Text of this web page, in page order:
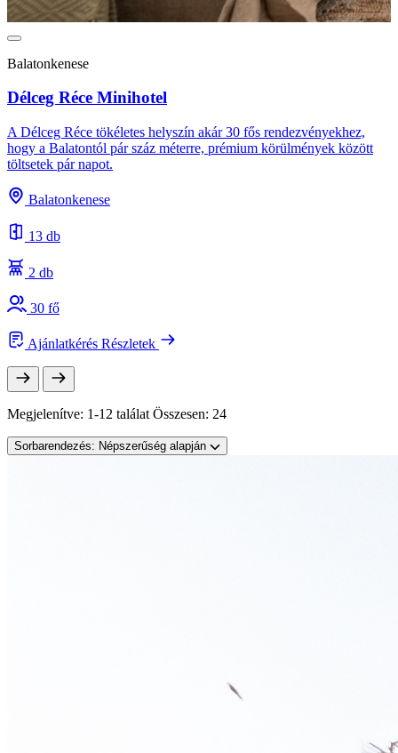
Balatonkenese
Délceg Réce Minihotel
A Délceg Réce tökéletes helyszín akár 30 fős rendezvényekhez,
hogy a Balatontól pár száz méterre, prémium körülmények között
töltsetek pár napot.
Balatonkenese
13 db
2 db
30 fő
Ajánlatkérés Részletek
Megjelenítve: 1-12 találat Összesen: 24
Sorbarendezés: Népszerűség alapján